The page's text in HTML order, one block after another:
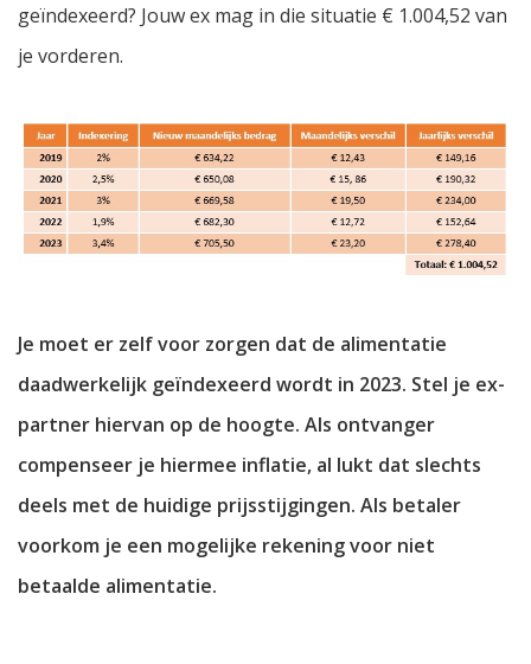
geïndexeerd? Jouw ex mag in die situatie € 1.004,52 van
je vorderen.
Je moet er zelf voor zorgen dat de alimentatie
daadwerkelijk geïndexeerd wordt in 2023. Stel je ex-
partner hiervan op de hoogte. Als ontvanger
compenseer je hiermee inflatie, al lukt dat slechts
deels met de huidige prijsstijgingen. Als betaler
voorkom je een mogelijke rekening voor niet
betaalde alimentatie.